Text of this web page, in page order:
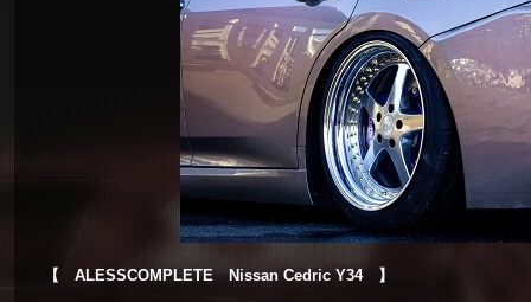
【 ALESSCOMPLETE Nissan Cedric Y34 】